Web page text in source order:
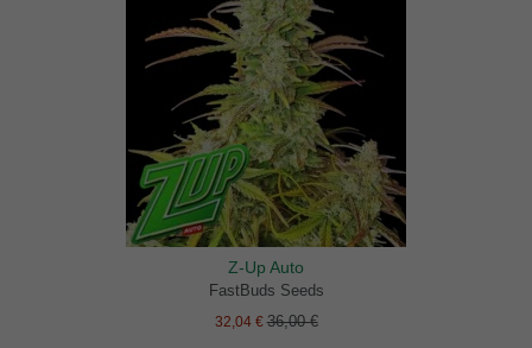
Z-Up Auto
FastBuds Seeds
32,04 €36,00 €